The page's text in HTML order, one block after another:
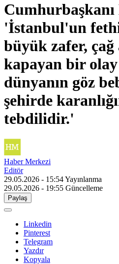
'İstanbul'un
büyük zafer, çağ
kapayan bir
dünyanın göz
şehirde
tebdilidir.'
Haber Merkezi
Editör
29.05.2026 - 15:54Yayınlanma
29.05.2026 - 19:55 Güncelleme
Paylaş
Linkedin
Pinterest
Telegram
Yazdır
Kopyala